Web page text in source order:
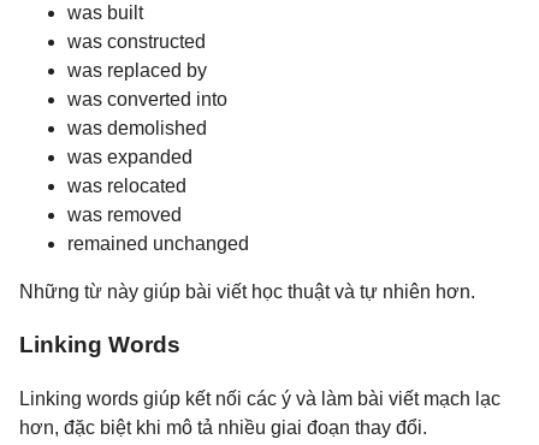
was built
was constructed
was replaced by
was converted into
was demolished
was expanded
was relocated
was removed
remained unchanged
Những từ này giúp bài viết học thuật và tự nhiên hơn.
Linking Words
Linking words giúp kết nối các ý và làm bài viết mạch lạc
hơn, đặc biệt khi mô tả nhiều giai đoạn thay đổi.